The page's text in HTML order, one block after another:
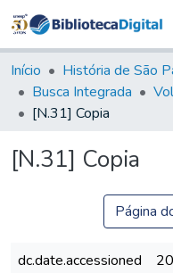
Início História de São
Busca Integrada
[N.31] Copia
[N.31] Copia
Página
dc.date.accessioned